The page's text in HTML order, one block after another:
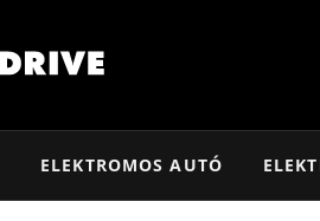
ELEKTROMOS AUTÓ